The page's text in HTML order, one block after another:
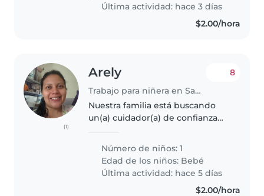
Última actividad: hace 3 días
$2.00/hora
(1)
Arely
Trabajo para niñera en San Salvador
8
Nuestra familia está buscando
un(a) cuidador(a) de confianza
de 4 meses Necesitamos alguien
que esté cómodo(a) con
mascotas y con realizar algunas
tareas..
Número de niños: 1
Edad de los niños: Bebé
Última actividad: hace 5 días
$2.00/hora